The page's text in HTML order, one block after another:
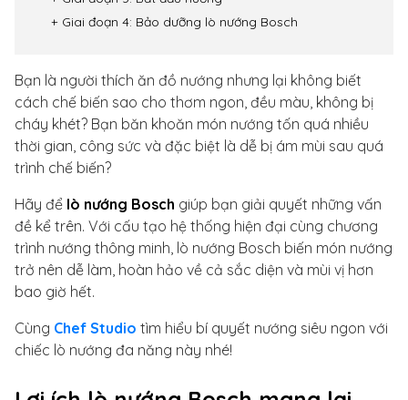
Giai đoạn 4: Bảo dưỡng lò nướng Bosch
Bạn là người thích ăn đồ nướng nhưng lại không biết
cách chế biến sao cho thơm ngon, đều màu, không bị
cháy khét? Bạn băn khoăn món nướng tốn quá nhiều
thời gian, công sức và đặc biệt là dễ bị ám mùi sau quá
trình chế biến?
Hãy để lò nướng Bosch giúp bạn giải quyết những vấn
đề kể trên. Với cấu tạo hệ thống hiện đại cùng chương
trình nướng thông minh, lò nướng Bosch biến món nướng
trở nên dễ làm, hoàn hảo về cả sắc diện và mùi vị hơn
bao giờ hết.
Cùng Chef Studio tìm hiểu bí quyết nướng siêu ngon với
chiếc lò nướng đa năng này nhé!